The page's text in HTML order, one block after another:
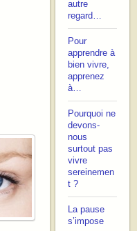
autre
regard…
Pour
apprendre à
bien vivre,
apprenez
à…
Pourquoi ne
devons-
nous
surtout pas
vivre
sereinemen
t ?
La pause
s’impose